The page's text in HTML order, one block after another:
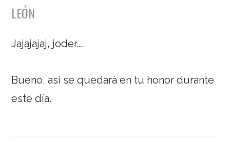
LEÓN
Jajajajaj, joder….
Bueno, así se quedará en tu honor durante
este día.